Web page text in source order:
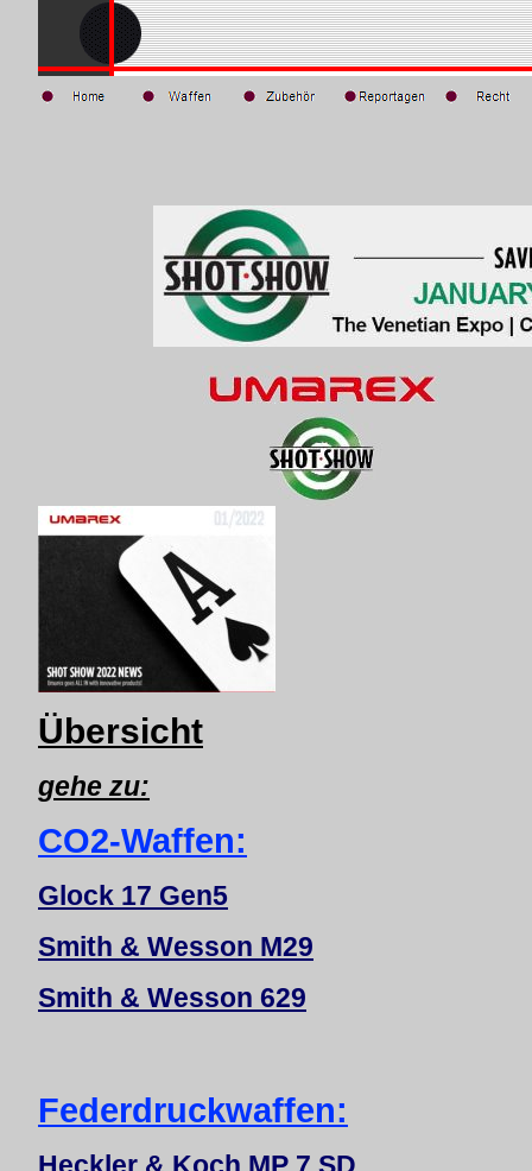
Übersicht
gehe zu:
CO2-Waffen:
Glock 17 Gen5
Smith & Wesson M29
Smith & Wesson 629
Federdruckwaffen: